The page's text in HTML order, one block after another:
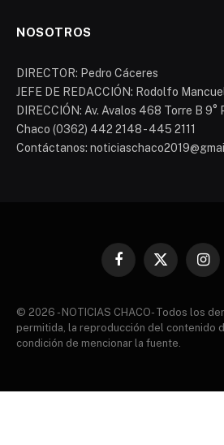
NOSOTROS
DIRECTOR: Pedro Cáceres
JEFE DE REDACCIÓN: Rodolfo
DIRECCIÓN: Av. Avalos 468 Torre B
Chaco (0362) 442 2148 - 445 2111
Contáctanos:
Facebook
X
© 2026 - NOTICIAS CHACO- Todos los
permitida, la reproducción del contenido
condición de mencionar la fuente.